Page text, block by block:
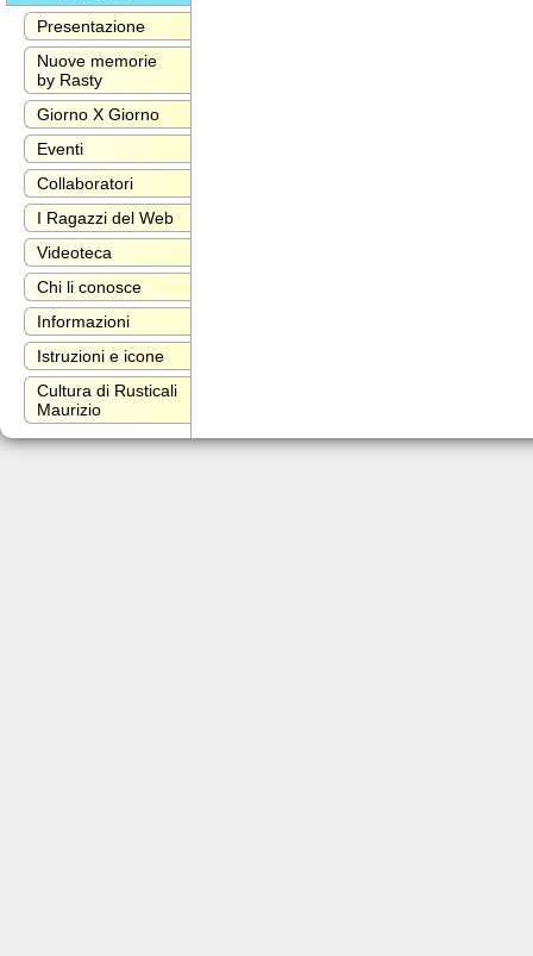
Presentazione
Nuove memorie
by Rasty
Giorno X Giorno
Eventi
Collaboratori
I Ragazzi del Web
Videoteca
Chi li conosce
Informazioni
Istruzioni e icone
Cultura di Rusticali
Maurizio